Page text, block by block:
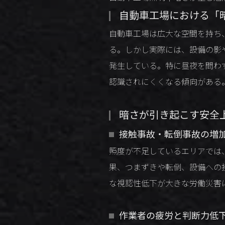
自動車工場における
自動車工場は広大な空間を持
る。しかし実際には、設備の
発生している。特に昼夜を問
認識されにくくなる傾向がある
暗さが引き起こす安全
接触事故・転倒事故の増
照度が不足しているエリアで
果、つまずきや転倒、設備へ
な視認性低下が大きな労働災
作業者の疲労と判断力低